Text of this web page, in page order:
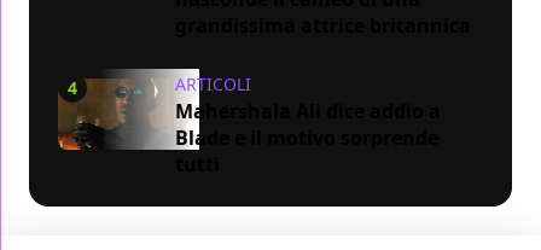
4 ARTICOLI
Mahershala Ali dice addio a
Blade e il motivo sorprende